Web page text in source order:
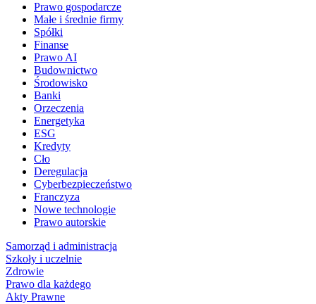
Prawo gospodarcze
Małe i średnie firmy
Spółki
Finanse
Prawo AI
Budownictwo
Środowisko
Banki
Orzeczenia
Energetyka
ESG
Kredyty
Cło
Deregulacja
Cyberbezpieczeństwo
Franczyza
Nowe technologie
Prawo autorskie
Samorząd i administracja
Szkoły i uczelnie
Zdrowie
Prawo dla każdego
Akty Prawne